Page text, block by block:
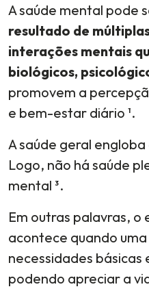
A saúde mental pode
resultado de
interações mentais
biológicos,
promovem a
e bem-estar diário ¹.
A saúde geral
Logo, não há saúde
mental ³.
Em outras palavras, o
acontece quando
necessidades básicas
podendo apreciar a